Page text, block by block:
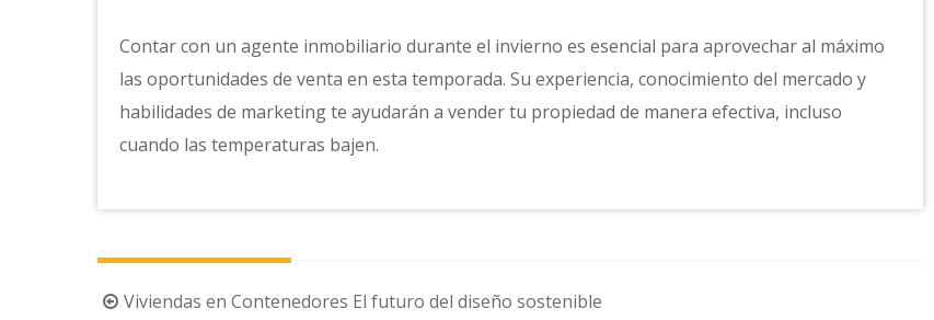
Contar con un agente inmobiliario durante el invierno es esencial para aprovechar al máximo
las oportunidades de venta en esta temporada. Su experiencia, conocimiento del mercado y
habilidades de marketing te ayudarán a vender tu propiedad de manera efectiva, incluso
cuando las temperaturas bajen.
Navegación
Viviendas en Contenedores El futuro del diseño sostenible